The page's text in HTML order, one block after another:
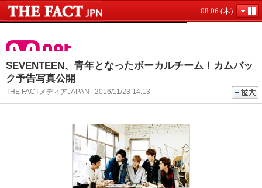
08.06 (木)
SEVENTEEN、青年となったボーカルチーム！カムバッ
ク予告写真公開
THE FACTメディアJAPAN | 2016/11/23 14:13